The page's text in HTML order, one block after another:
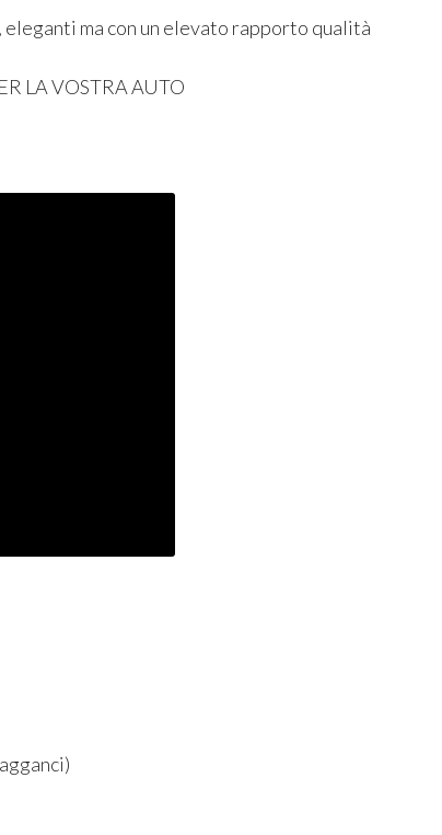
ma con un elevato rapporto qualità
LAVOSTRAAUTO